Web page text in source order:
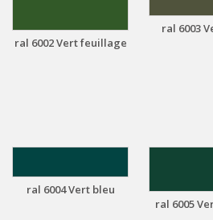
ral 6002 Vert feuillage
ral 6003
ral 6004 Vert bleu
ral 6005